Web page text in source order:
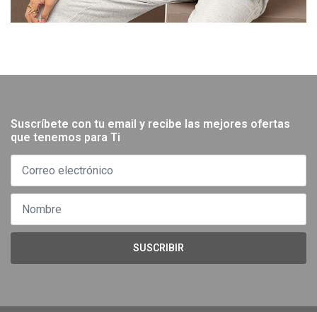
Suscríbete con tu email y recibe las mejores ofertas
que tenemos para Ti
SUSCRIBIR